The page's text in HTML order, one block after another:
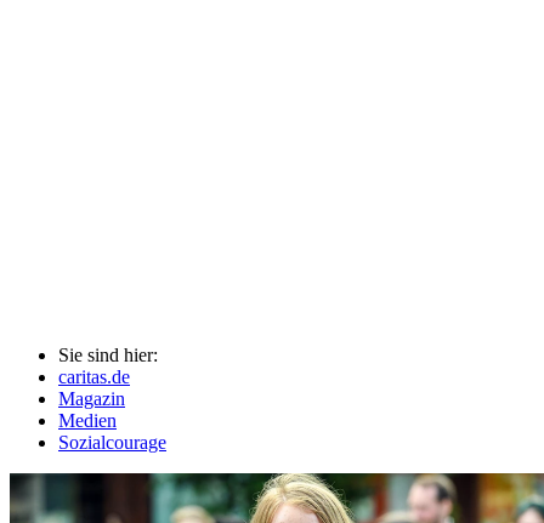
Sie sind hier:
caritas.de
Magazin
Medien
Sozialcourage